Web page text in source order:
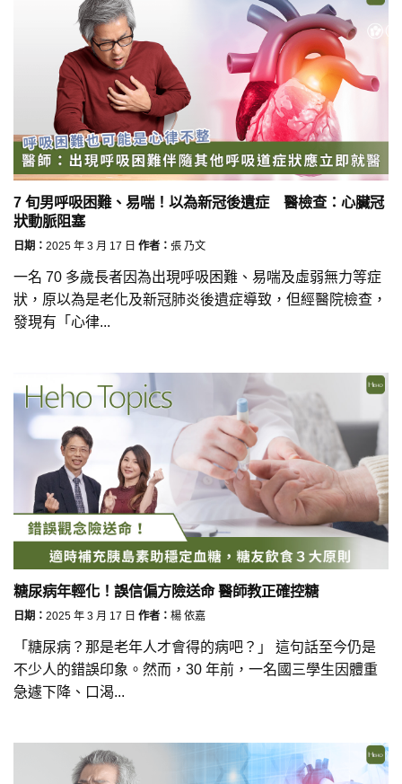
7 旬男呼吸困難、易喘！以為新冠後遺症 醫檢查：心臟冠
狀動脈阻塞
日期： 2025 年 3 月 17 日 作者： 張 乃文
一名 70 多歲長者因為出現呼吸困難、易喘及虛弱無力等症
狀，原以為是老化及新冠肺炎後遺症導致，但經醫院檢查，
發現有「心律...
糖尿病年輕化！誤信偏方險送命 醫師教正確控糖
日期： 2025 年 3 月 17 日 作者： 楊 依嘉
「糖尿病？那是老年人才會得的病吧？」 這句話至今仍是
不少人的錯誤印象。然而，30 年前，一名國三學生因體重
急遽下降、口渴...